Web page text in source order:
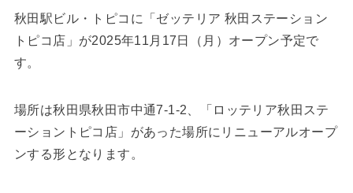
秋田駅ビル・トピコに「ゼッテリア 秋田ステーション
トピコ店」が2025年11月17日（月）オープン予定で
す。
場所は秋田県秋田市中通7-1-2、「ロッテリア秋田ステ
ーショントピコ店」があった場所にリニューアルオープ
ンする形となります。